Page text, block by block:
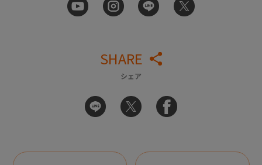
SHARE
シェア